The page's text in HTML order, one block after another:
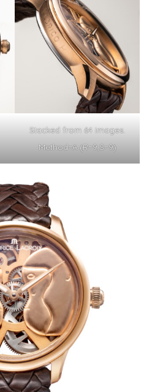
Stacked from 64 images.
Method=A (R=9,S=9)